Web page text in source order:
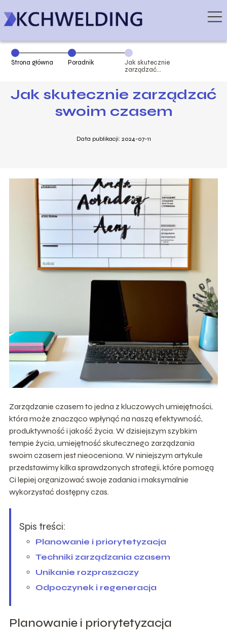
Strona główna Poradnik
Jak skutecznie
zarządzać
Jak skutecznie zarządzać
swoim czasem
Data publikacji: 2024-07-11
Zarządzanie czasem to jedna z kluczowych umiejętności,
która może znacząco wpłynąć na naszą efektywność,
produktywność i jakość życia. W dzisiejszym szybkim
tempie życia, umiejętność skutecznego zarządzania
swoim czasem jest nieoceniona. W niniejszym artykule
przedstawimy kilka sprawdzonych strategii, które pomogą
Ci lepiej organizować swoje zadania i maksymalnie
wykorzystać dostępny czas.
Spis treści:
Planowanie i priorytetyzacja
Techniki zarządzania czasem
Unikanie rozpraszaczy
Odpoczynek i regeneracja
Planowanie i priorytetyzacja